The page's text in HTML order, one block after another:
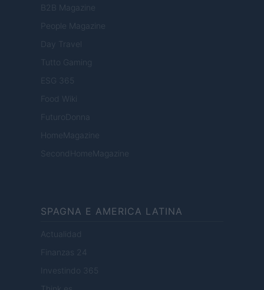
B2B Magazine
People Magazine
Day Travel
Tutto Gaming
ESG 365
Food Wiki
FuturoDonna
HomeMagazine
SecondHomeMagazine
SPAGNA E AMERICA LATINA
Actualidad
Finanzas 24
Investindo 365